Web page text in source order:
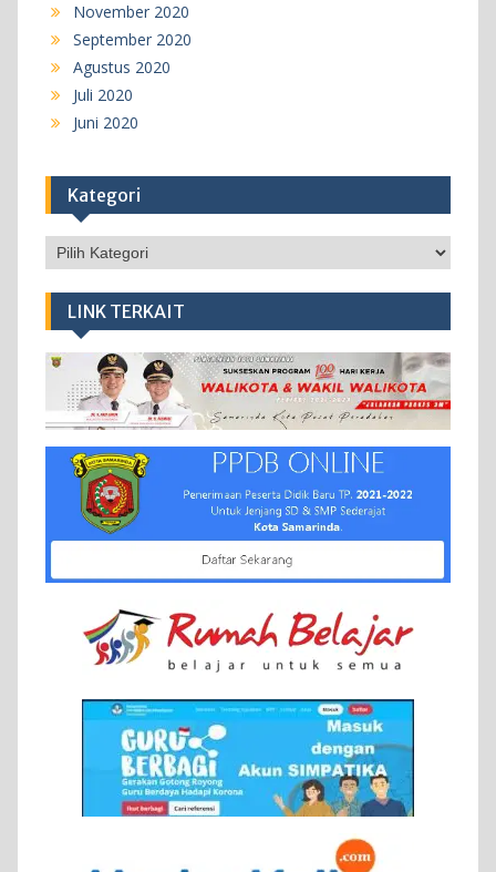
November 2020
September 2020
Agustus 2020
Juli 2020
Juni 2020
Kategori
Kategori
LINK TERKAIT